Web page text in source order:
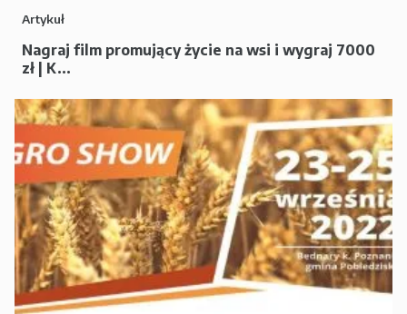
Artykuł
Nagraj film promujący życie na wsi i wygraj 7000
zł | K...